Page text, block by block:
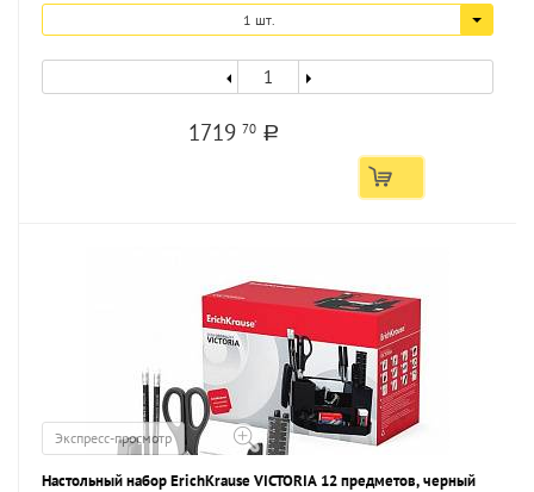
1 шт.
171970 a
Экспресс-просмотр
Настольный набор ErichKrause VICTORIA 12 предметов, черный